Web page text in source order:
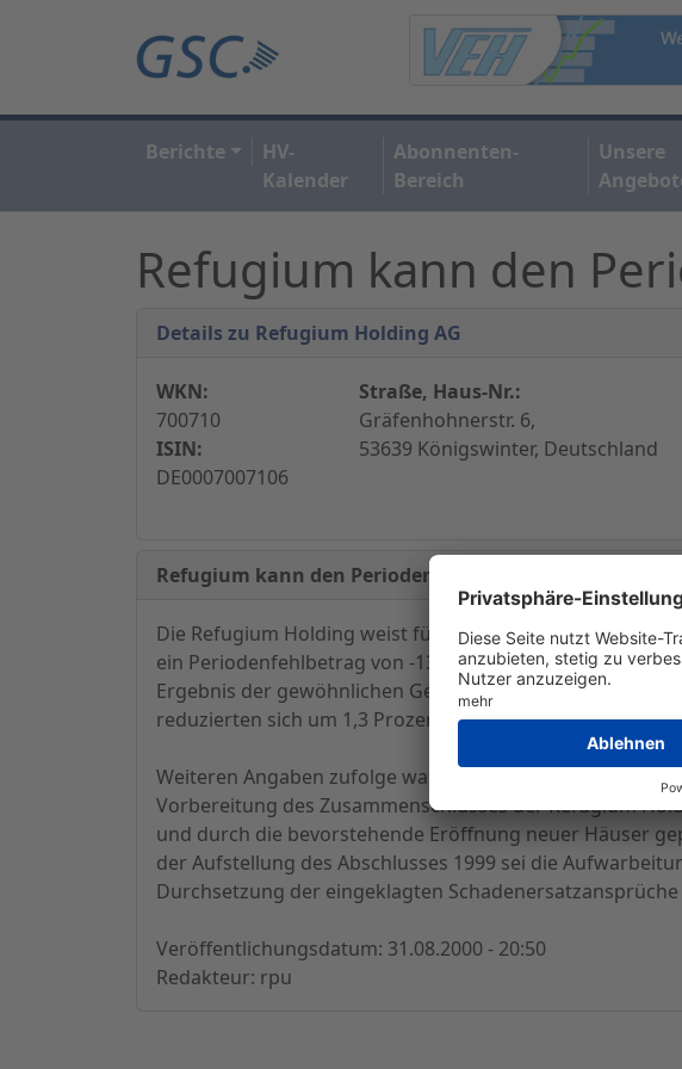
Berichte
HV-
Kalender
Abonnenten-
Bereich
Unsere
Refugium kann den
Details zu Refugium Holding AG
WKN:
700710
ISIN:
DE0007007106
Straße, Haus-Nr.:
Gräfenhohnerstr. 6,
53639 Königswinter, Deutschland
Refugium kann den Periodenfehlbetrag reduzieren -
Die Refugium Holding weist für das erste Halbjahr 2000
ein Periodenfehlbetrag von -13,77 Mio. DM in die
Ergebnis der gewöhnlichen Geschäftstätigkeit auf -8,43
reduzierten sich um 1,3 Prozent auf 128,7 Mio. DM.
Weiteren Angaben zufolge war der Geschäftsverlauf im
Vorbereitung des Zusammenschlusses der Refugium
und durch die bevorstehende Eröffnung neuer Häuser
der Aufstellung des Abschlusses 1999 sei die
Durchsetzung der eingeklagten
Veröffentlichungsdatum: 31.08.2000 - 20:50
Redakteur: rpu